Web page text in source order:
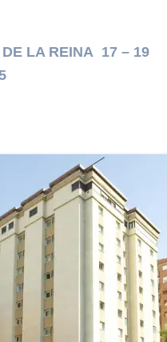
LA REINA 17 – 19